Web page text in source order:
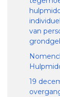
van
19